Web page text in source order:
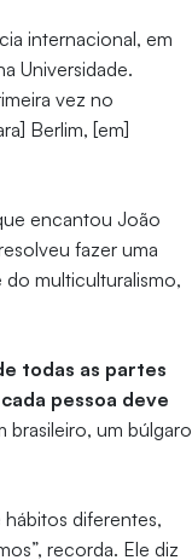
internacional, em
Universidade.
vez no
Berlim, [em]
encantou João
fazer uma
do multiculturalismo,
todas as partes
pessoa deve
brasileiro, um búlgaro
diferentes,
recorda. Ele diz